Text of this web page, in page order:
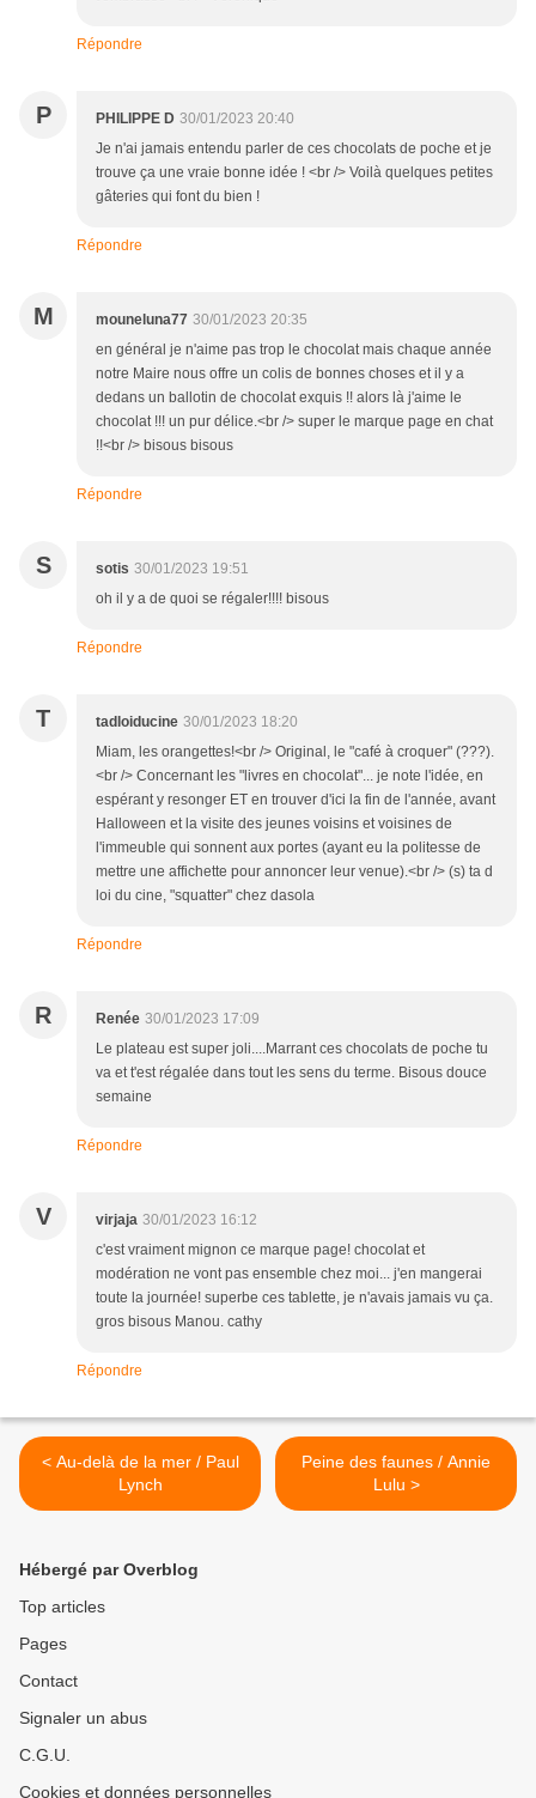
Répondre
P PHILIPPE D 30/01/2023 20:40
Je n'ai jamais entendu parler de ces chocolats de poche et je
trouve ça une vraie bonne idée ! <br /> Voilà quelques petites
gâteries qui font du bien !
Répondre
M mouneluna77 30/01/2023 20:35
en général je n'aime pas trop le chocolat mais chaque année
notre Maire nous offre un colis de bonnes choses et il y a
dedans un ballotin de chocolat exquis !! alors là j'aime le
chocolat !!! un pur délice.<br /> super le marque page en chat
!!<br /> bisous bisous
Répondre
S sotis 30/01/2023 19:51
oh il y a de quoi se régaler!!!! bisous
Répondre
T tadloiducine 30/01/2023 18:20
Miam, les orangettes!<br /> Original, le "café à croquer" (???).
<br /> Concernant les "livres en chocolat"... je note l'idée, en
espérant y resonger ET en trouver d'ici la fin de l'année, avant
Halloween et la visite des jeunes voisins et voisines de
l'immeuble qui sonnent aux portes (ayant eu la politesse de
mettre une affichette pour annoncer leur venue).<br /> (s) ta d
loi du cine, "squatter" chez dasola
Répondre
R Renée 30/01/2023 17:09
Le plateau est super joli....Marrant ces chocolats de poche tu
va et t'est régalée dans tout les sens du terme. Bisous douce
semaine
Répondre
V virjaja 30/01/2023 16:12
c'est vraiment mignon ce marque page! chocolat et
modération ne vont pas ensemble chez moi... j'en mangerai
toute la journée! superbe ces tablette, je n'avais jamais vu ça.
gros bisous Manou. cathy
Répondre
< Au-delà de la mer / Paul
Lynch
Peine des faunes / Annie
Lulu >
Hébergé par Overblog
Top articles
Pages
Contact
Signaler un abus
C.G.U.
Cookies et données personnelles